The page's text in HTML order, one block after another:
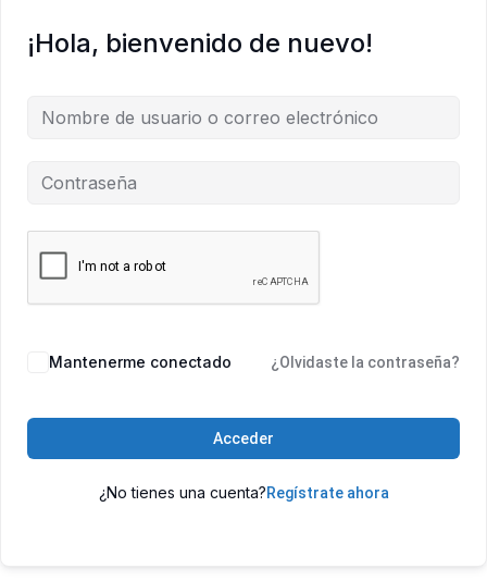
¡Hola, bienvenido de nuevo!
Mantenerme conectado ¿Olvidaste la contraseña?
Acceder
¿No tienes una cuenta?Regístrate ahora